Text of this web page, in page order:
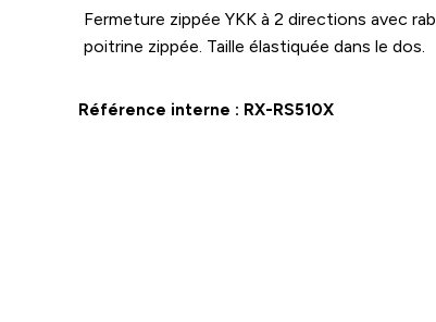
Fermeture zippée YKK à 2 directions avec
poitrine zippée. Taille élastiquée dans le dos.
Référence interne : RX-RS510X